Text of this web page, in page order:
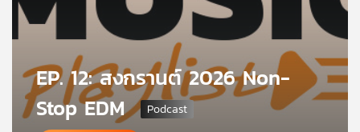
กิจกรรม
เกี่ยว
เรา
EP. 12: สงกรานต์ 2026 Non-
Stop EDM